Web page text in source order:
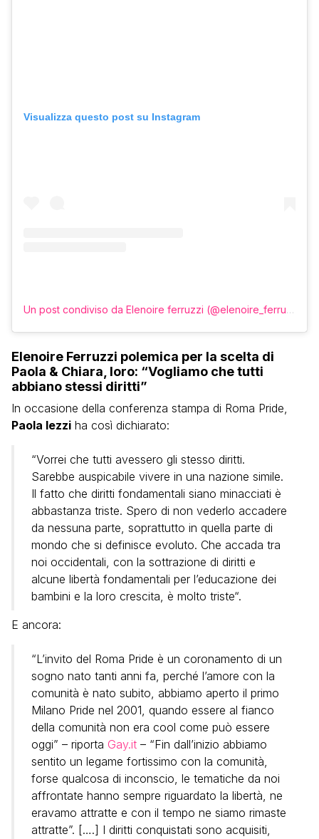
Visualizza questo post su Instagram
Un post condiviso da Elenoire ferruzzi (@elenoire_ferruzzi)
Elenoire Ferruzzi polemica per la scelta di
Paola & Chiara, loro: “Vogliamo che tutti
abbiano stessi diritti”
In occasione della conferenza stampa di Roma Pride,
Paola Iezzi ha così dichiarato:
“Vorrei che tutti avessero gli stesso diritti.
Sarebbe auspicabile vivere in una nazione simile.
Il fatto che diritti fondamentali siano minacciati è
abbastanza triste. Spero di non vederlo accadere
da nessuna parte, soprattutto in quella parte di
mondo che si definisce evoluto. Che accada tra
noi occidentali, con la sottrazione di diritti e
alcune libertà fondamentali per l’educazione dei
bambini e la loro crescita, è molto triste“.
E ancora:
“L’invito del Roma Pride è un coronamento di un
sogno nato tanti anni fa, perché l’amore con la
comunità è nato subito, abbiamo aperto il primo
Milano Pride nel 2001, quando essere al fianco
della comunità non era cool come può essere
oggi” – riporta Gay.it – “Fin dall’inizio abbiamo
sentito un legame fortissimo con la comunità,
forse qualcosa di inconscio, le tematiche da noi
affrontate hanno sempre riguardato la libertà, ne
eravamo attratte e con il tempo ne siamo rimaste
attratte”. [….] I diritti conquistati sono acquisiti,